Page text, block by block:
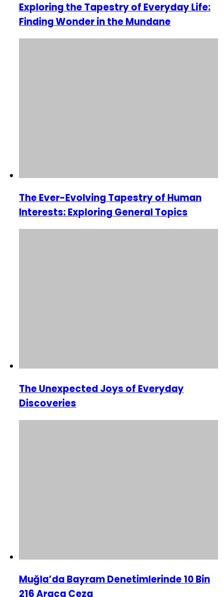
Exploring the Tapestry of Everyday Life:
Finding Wonder in the Mundane
The Ever-Evolving Tapestry of Human
Interests: Exploring General Topics
The Unexpected Joys of Everyday
Discoveries
Muğla’da Bayram Denetimlerinde 10 Bin
216 Araca Ceza